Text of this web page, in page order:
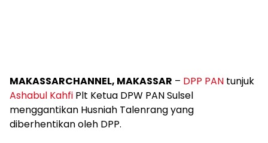
MAKASSARCHANNEL, MAKASSAR – DPP PAN tunjuk
Ashabul Kahfi Plt Ketua DPW PAN Sulsel
menggantikan Husniah Talenrang yang
diberhentikan oleh DPP.